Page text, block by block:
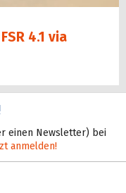
4.1 via
einen Newsletter) bei
anmelden!